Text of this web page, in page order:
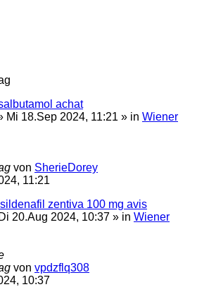
achat
Mi 18.Sep 2024, 11:21 » in Wiener
von SherieDorey
11:21
zentiva 100 mg avis
Di 20.Aug 2024, 10:37 » in Wiener
von vpdzflq308
10:37